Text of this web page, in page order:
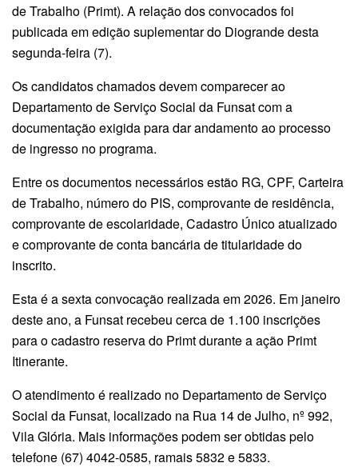
de Trabalho (Primt). A relação dos convocados foi
publicada em edição suplementar do Diogrande desta
segunda-feira (7).
Os candidatos chamados devem comparecer ao
Departamento de Serviço Social da Funsat com a
documentação exigida para dar andamento ao processo
de ingresso no programa.
Entre os documentos necessários estão RG, CPF, Carteira
de Trabalho, número do PIS, comprovante de residência,
comprovante de escolaridade, Cadastro Único atualizado
e comprovante de conta bancária de titularidade do
inscrito.
Esta é a sexta convocação realizada em 2026. Em janeiro
deste ano, a Funsat recebeu cerca de 1.100 inscrições
para o cadastro reserva do Primt durante a ação Primt
Itinerante.
O atendimento é realizado no Departamento de Serviço
Social da Funsat, localizado na Rua 14 de Julho, nº 992,
Vila Glória. Mais informações podem ser obtidas pelo
telefone (67) 4042-0585, ramais 5832 e 5833.